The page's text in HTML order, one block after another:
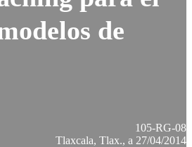
de
105-RG-08
Tlaxcala, Tlax., a 27/04/2014